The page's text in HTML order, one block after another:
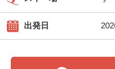
出発日